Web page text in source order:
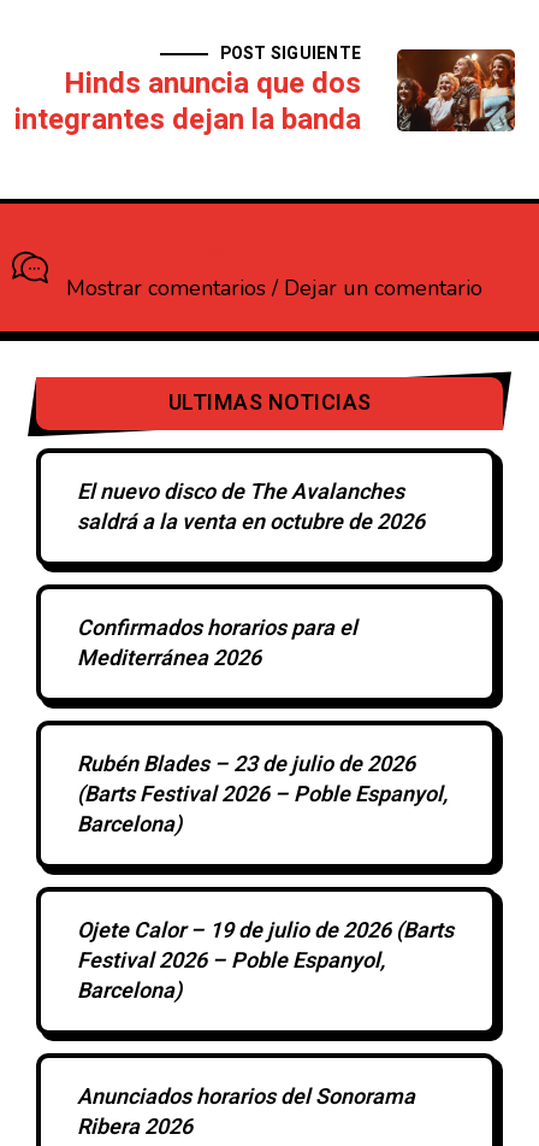
POST SIGUIENTE
Hinds anuncia que dos
integrantes dejan la banda
Mostrar comentarios / Dejar un comentario
ULTIMAS NOTICIAS
El nuevo disco de The Avalanches
saldrá a la venta en octubre de 2026
Confirmados horarios para el
Mediterránea 2026
Rubén Blades – 23 de julio de 2026
(Barts Festival 2026 – Poble Espanyol,
Barcelona)
Ojete Calor – 19 de julio de 2026 (Barts
Festival 2026 – Poble Espanyol,
Barcelona)
Anunciados horarios del Sonorama
Ribera 2026